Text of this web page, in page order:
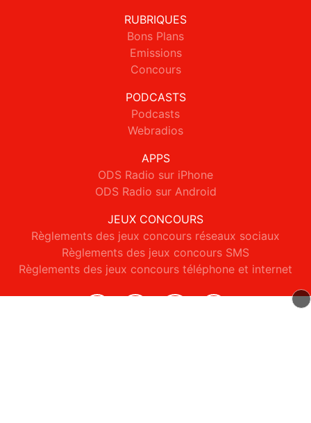
RUBRIQUES
Bons Plans
Emissions
Concours
PODCASTS
Podcasts
Webradios
APPS
ODS Radio sur iPhone
ODS Radio sur Android
JEUX CONCOURS
Règlements des jeux concours réseaux sociaux
Règlements des jeux concours SMS
Règlements des jeux concours téléphone et internet